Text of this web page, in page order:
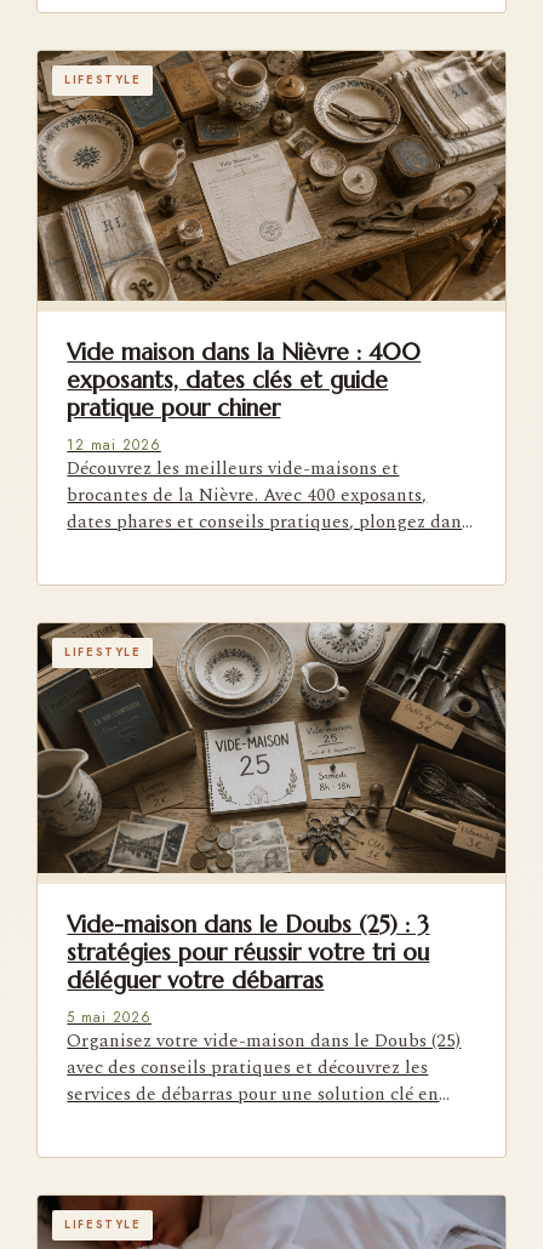
LIFESTYLE
Vide maison dans la Nièvre : 400
exposants, dates clés et guide
pratique pour chiner
12 mai 2026
Découvrez les meilleurs vide-maisons et
brocantes de la Nièvre. Avec 400 exposants,
dates phares et conseils pratiques, plongez dans
LIFESTYLE
Vide-maison dans le Doubs (25) : 3
stratégies pour réussir votre tri ou
déléguer votre débarras
5 mai 2026
Organisez votre vide-maison dans le Doubs (25)
avec des conseils pratiques et découvrez les
services de débarras pour une solution clé en
LIFESTYLE